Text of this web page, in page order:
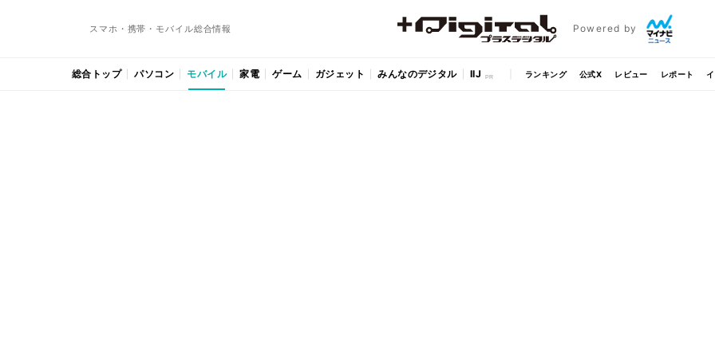
スマホ・携帯・モバイル総合情報 Powered by
総合トップ パソコン モバイル 家電 ゲーム ガジェット みんなのデジタル IIJ ランキング 公式X レビュー レポート